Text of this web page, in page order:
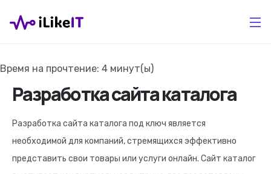
Время на прочтение: 4 минут(ы)
Разработка сайта каталога
Разработка сайта каталога под ключ является
необходимой для компаний, стремящихся эффективно
представить свои товары или услуги онлайн. Сайт каталог